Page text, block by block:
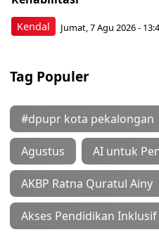
Kendal Jumat, 7 Agu 2026 -
Tag Populer
#dpupr kota pekalongan
Agustus AI untuk
AKBP Ratna Quratul Ainy
Akses Pendidikan Inklusif